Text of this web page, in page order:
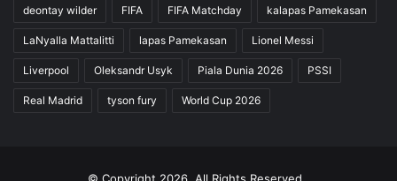
deontay wilder FIFA FIFA Matchday kalapas Pamekasan
LaNyalla Mattalitti lapas Pamekasan Lionel Messi
Liverpool Oleksandr Usyk Piala Dunia 2026 PSSI
Real Madrid tyson fury World Cup 2026